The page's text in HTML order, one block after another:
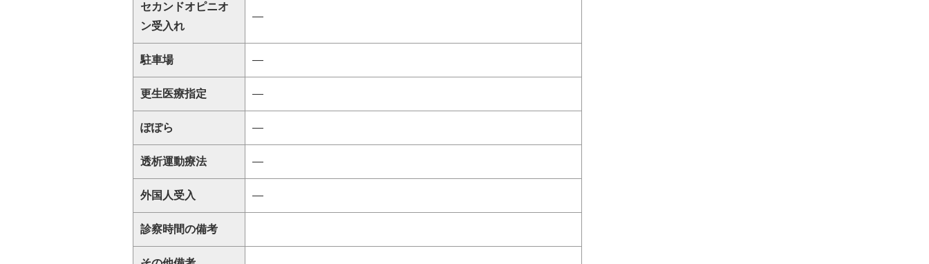
セカンドオピニオ
ン受入れ
―
駐車場 ―
更生医療指定 ―
ぽぽら ―
透析運動療法 ―
外国人受入 ―
診察時間の備考